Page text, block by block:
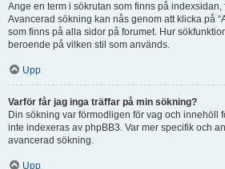
Ange en term i sökrutan som finns på
Avancerad sökning kan nås genom att klicka på
som finns på alla sidor på forumet. Hur
beroende på vilken stil som används.
Upp
Varför får jag inga träffar på min sökning?
Din sökning var förmodligen för vag och innehöll
inte indexeras av phpBB3. Var mer specifik och
avancerad sökning.
Upp